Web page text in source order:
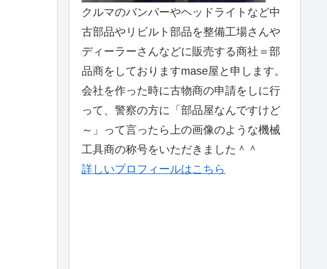
クルマのバンパーやヘッドライトなど中
古部品やリビルト部品を整備工場さんや
ディーラーさんなどに販売する商社＝部
品商をしておりますmase屋と申します。
会社を作った時に古物商の申請をしに行
って、警察の方に「部品屋なんですけど
～」って言ったら上の画像のような機械
工具商の称号をいただきました＾＾
詳しいプロフィールはこちら